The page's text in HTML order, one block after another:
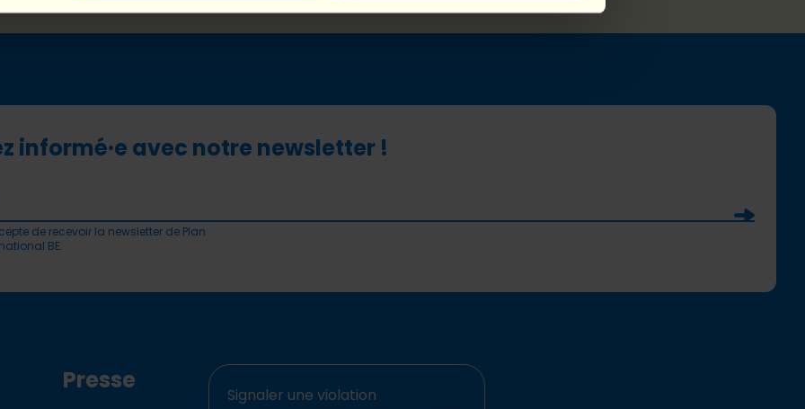
informé·e avec notre newsletter !
de recevoir la newsletter de Plan
BE.
Soumettre
Presse
Signaler une violation